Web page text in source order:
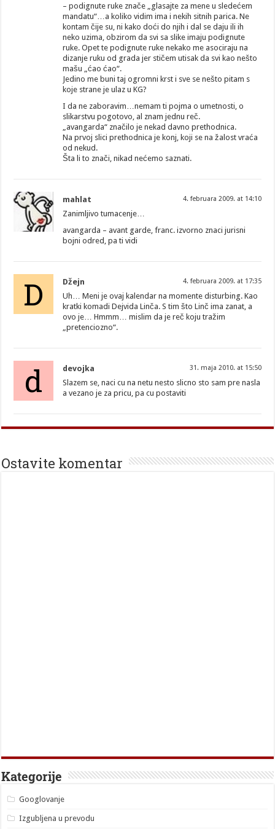
– podignute ruke znače „glasajte za mene u sledećem
mandatu“…a koliko vidim ima i nekih sitnih parica. Ne
kontam čije su, ni kako doći do njih i dal se daju ili ih
neko uzima, obzirom da svi sa slike imaju podignute
ruke. Opet te podignute ruke nekako me asociraju na
dizanje ruku od grada jer stičem utisak da svi kao nešto
mašu „ćao ćao“.
Jedino me buni taj ogromni krst i sve se nešto pitam s
koje strane je ulaz u KG?
I da ne zaboravim…nemam ti pojma o umetnosti, o
slikarstvu pogotovo, al znam jednu reč.
„avangarda“ značilo je nekad davno prethodnica.
Na prvoj slici prethodnica je konj, koji se na žalost vraća
od nekud.
Šta li to znači, nikad nećemo saznati.
mahlat 4. februara 2009. at 14:10
Zanimljivo tumacenje…
avangarda – avant garde, franc. izvorno znaci jurisni
bojni odred, pa ti vidi
D Džejn 4. februara 2009. at 17:35
Uh… Meni je ovaj kalendar na momente disturbing. Kao
kratki komadi Dejvida Linča. S tim što Linč ima zanat, a
ovo je… Hmmm… mislim da je reč koju tražim
„pretenciozno“.
d devojka 31. maja 2010. at 15:50
Slazem se, naci cu na netu nesto slicno sto sam pre nasla
a vezano je za pricu, pa cu postaviti
Ostavite komentar
Kategorije
Googlovanje
Izgubljena u prevodu